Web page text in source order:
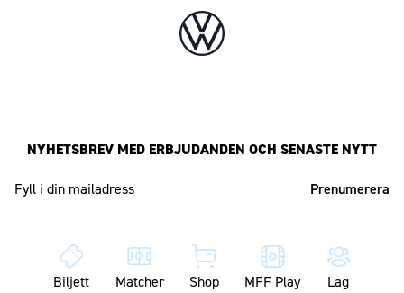
NYHETSBREV MED ERBJUDANDEN OCH SENASTE NYTT
Biljett Matcher Shop MFF Play Lag